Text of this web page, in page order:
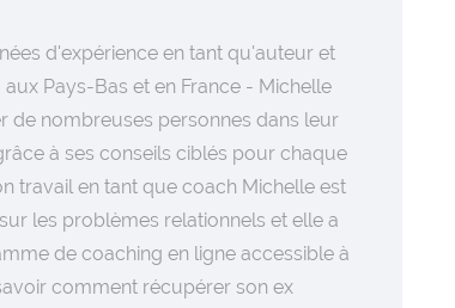
d'expérience en tant qu'auteur et
Pays-Bas et en France - Michelle
de nombreuses personnes dans leur
à ses conseils ciblés pour chaque
travail en tant que coach Michelle est
les problèmes relationnels et elle a
de coaching en ligne accessible à
comment récupérer son ex